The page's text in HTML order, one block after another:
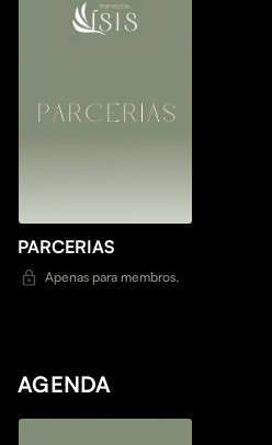
PARCERIAS
Apenas para membros.
AGENDA